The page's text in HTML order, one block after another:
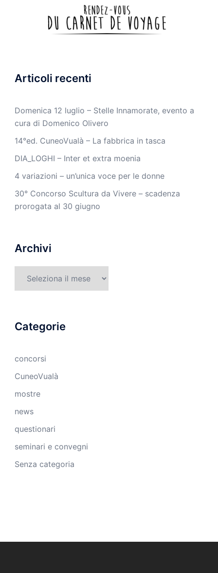
Articoli recenti
Domenica 12 luglio – Stelle Innamorate, evento a
cura di Domenico Olivero
14°ed. CuneoVualà – La fabbrica in tasca
DIA_LOGHI – Inter et extra moenia
4 variazioni – un’unica voce per le donne
30° Concorso Scultura da Vivere – scadenza
prorogata al 30 giugno
Archivi
Categorie
concorsi
CuneoVualà
mostre
news
questionari
seminari e convegni
Senza categoria